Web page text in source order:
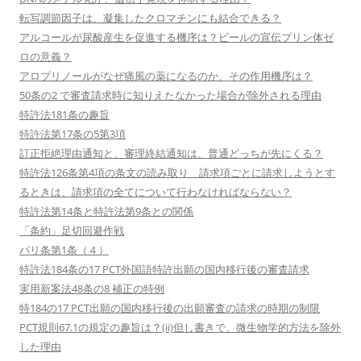
転写調節因子は、凝集したクロマチンにも結合できる？
アルコールが尿酸産生を促進する機序は？ビールの宣伝プリン体ゼ
ロの意義？
アロプリノールがなぜ痛風の薬になるのか、その作用機序は？
50条の2 で審査請求時に知りえたなかった場合が除外される理由
特許法181条の趣旨
特許法第17条の5第3項
訂正拒絶理由通知と、審理終結通知は、普通どっちが先にくる？
特許法126条第4項の条文の読み取り 請求項ごとに請求しようとす
るときは、請求項の全てについて行わなければならない？
特許法第14条と特許法第9条との関係
「条約」足切回避作戦
パリ条第1条（４）
特許法184条の17 PCT外国語特許出願の国内移行後の審査請求
実用新案法48条の8 補正の特例
特184の17 PCT出願の国内移行後の出願審査の請求の時期の制限
PCT規則67.1の規定の趣旨は？(ii)但し書きで、微生物学的方法を除外
した理由